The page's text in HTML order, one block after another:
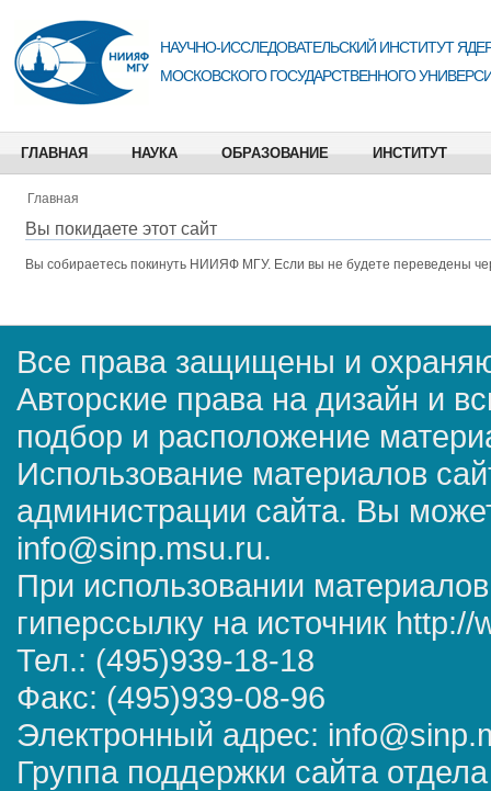
НАУЧНО-ИССЛЕДОВАТЕЛЬСКИЙ ИНСТИТУТ
МОСКОВСКОГО ГОСУДАРСТВЕННОГО
ГЛАВНАЯ НАУКА ОБРАЗОВАНИЕ ИНСТИТУТ
Главная
Вы покидаете этот сайт
Вы собираетесь покинуть НИИЯФ МГУ. Если вы не будете переведены
Все права защищены и
Авторские права на дизайн и
подбор и расположение
Использование материалов
администрации сайта. Вы
info@sinp.msu.ru.
При использовании
гиперссылку на источник
Тел.: (495)939-18-18
Факс: (495)939-08-96
Электронный адрес:
Группа поддержки сайта